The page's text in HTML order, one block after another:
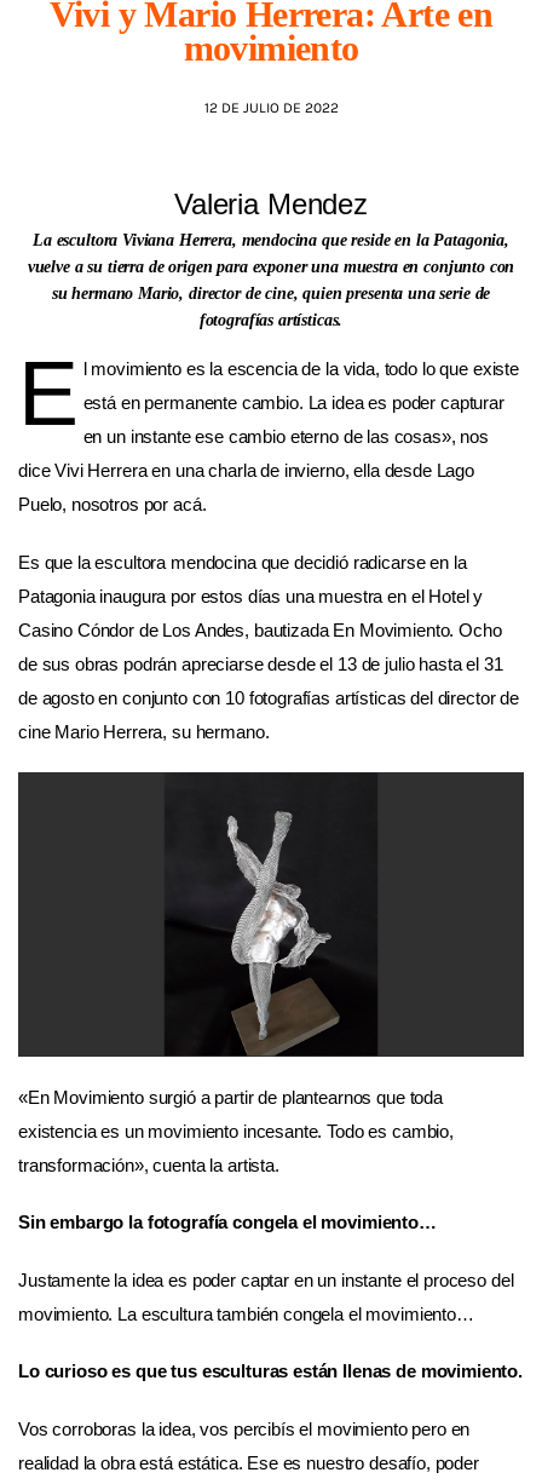
AGENDA
Vivi y Mario Herrera: Arte en
movimiento
12 DE JULIO DE 2022
Valeria Mendez
La escultora Viviana Herrera, mendocina que reside en la Patagonia,
vuelve a su tierra de origen para exponer una muestra en conjunto con
su hermano Mario, director de cine, quien presenta una serie de
fotografías artísticas.
E l movimiento es la escencia de la vida, todo lo que existe
está en permanente cambio. La idea es poder capturar
en un instante ese cambio eterno de las cosas», nos
dice Vivi Herrera en una charla de invierno, ella desde Lago
Puelo, nosotros por acá.
Es que la escultora mendocina que decidió radicarse en la
Patagonia inaugura por estos días una muestra en el Hotel y
Casino Cóndor de Los Andes, bautizada En Movimiento. Ocho
de sus obras podrán apreciarse desde el 13 de julio hasta el 31
de agosto en conjunto con 10 fotografías artísticas del director de
cine Mario Herrera, su hermano.
«En Movimiento surgió a partir de plantearnos que toda
existencia es un movimiento incesante. Todo es cambio,
transformación», cuenta la artista.
Sin embargo la fotografía congela el movimiento…
Justamente la idea es poder captar en un instante el proceso del
movimiento. La escultura también congela el movimiento…
Lo curioso es que tus esculturas están llenas de movimiento.
Vos corroboras la idea, vos percibís el movimiento pero en
realidad la obra está estática. Ese es nuestro desafío, poder